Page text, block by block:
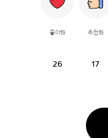
좋아해
26
추천해
17